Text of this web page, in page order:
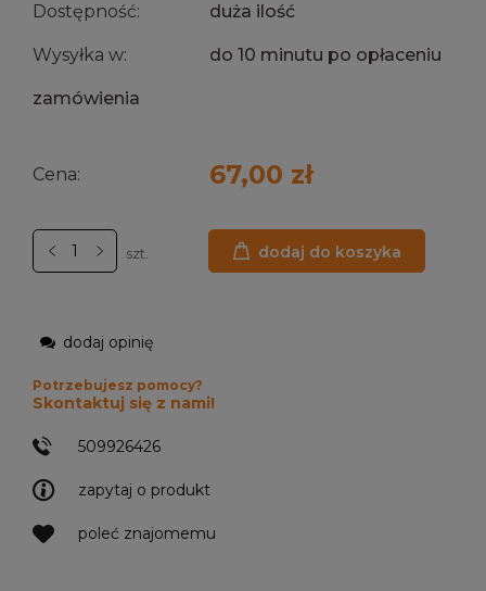
Dostępność: duża ilość
Wysyłka w: do 10 minutu po opłaceniu
zamówienia
Cena: 67,00 zł
szt. dodaj do koszyka
zapytaj o produkt
poleć znajomemu
Potrzebujesz pomocy?
Skontaktuj się z nami!
509926426
dodaj opinię